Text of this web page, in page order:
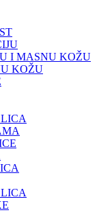
I MASNU KOŽU
KOŽU